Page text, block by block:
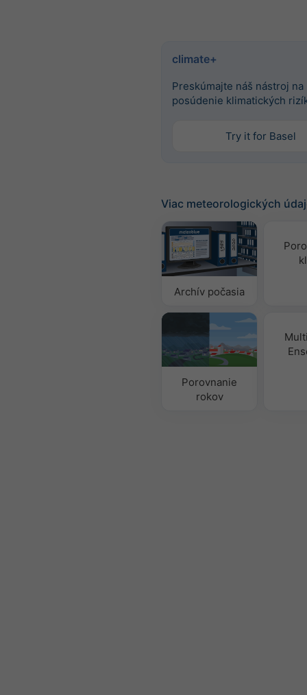
climate+
Preskúmajte náš nástroj na
posúdenie klimatických
Try it for Basel
Viac meteorologických
Archív počasia
Porovnanie
rokov